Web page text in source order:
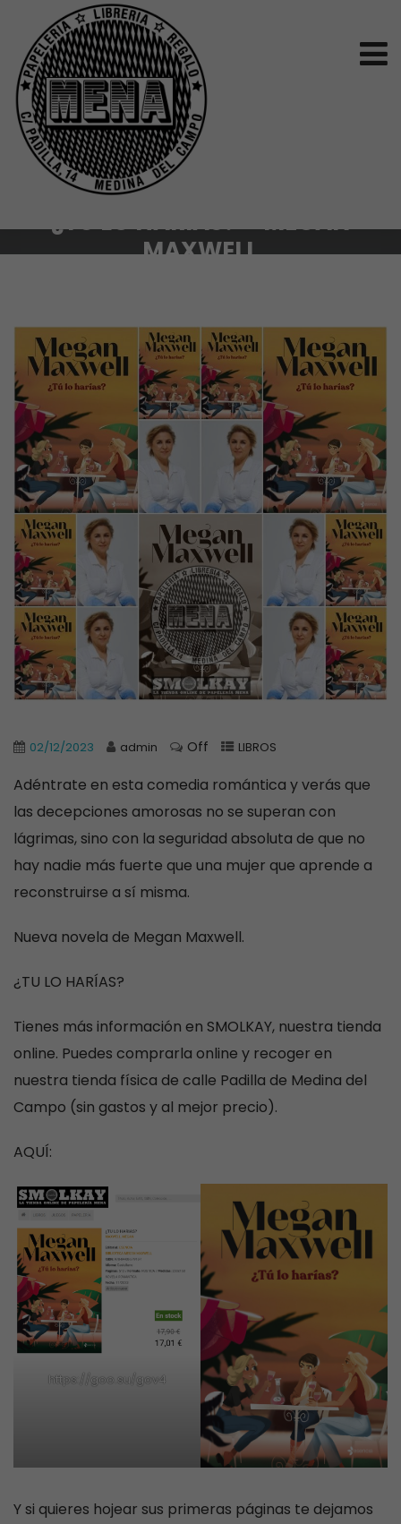
¿TÚ LO HARÍAS? – MEGAN
MAXWELL
02/12/2023 admin Off LIBROS
Adéntrate en esta comedia romántica y verás que
las decepciones amorosas no se superan con
lágrimas, sino con la seguridad absoluta de que no
hay nadie más fuerte que una mujer que aprende a
reconstruirse a sí misma.
Nueva novela de Megan Maxwell.
¿TU LO HARÍAS?
Tienes más información en SMOLKAY, nuestra tienda
online. Puedes comprarla online y recoger en
nuestra tienda física de calle Padilla de Medina del
Campo (sin gastos y al mejor precio).
AQUÍ:
https://goo.su/gov4
Y si quieres hojear sus primeras páginas te dejamos